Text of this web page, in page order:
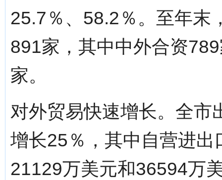
25.7％、58.2％。至年末
891家，其中中外合资
家。
对外贸易快速增长。全市
增长25％，其中自营进
21129万美元和36594万